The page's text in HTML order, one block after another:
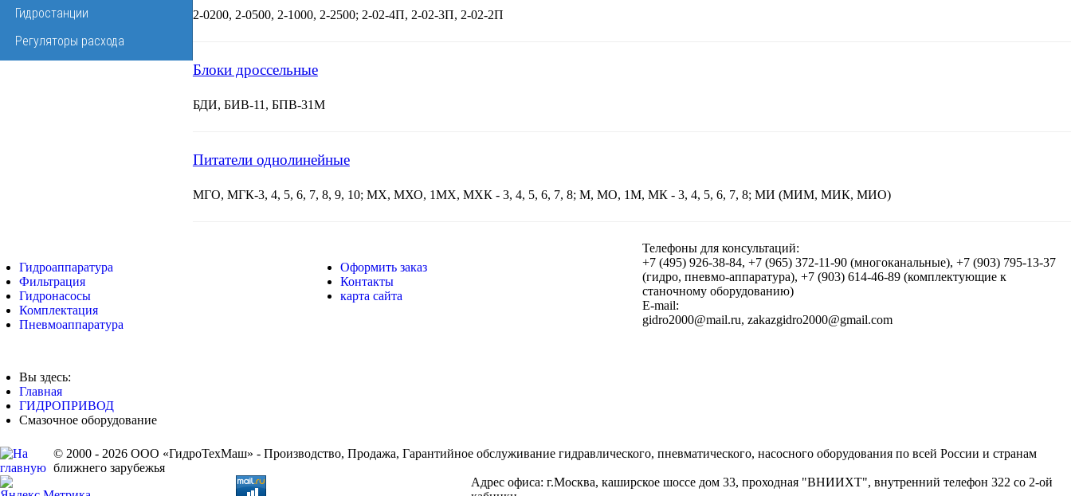
Гидростанции
Регуляторы расхода
2-0200, 2-0500, 2-1000, 2-2500; 2-02-4П, 2-02-3П, 2-02-2П
Блоки дроссельные
БДИ, БИВ-11, БПВ-31М
Питатели однолинейные
МГО, МГК-3, 4, 5, 6, 7, 8, 9, 10; МХ, МХО, 1МХ, МХК - 3, 4, 5, 6, 7, 8; М, МО, 1М, МК - 3, 4, 5, 6, 7, 8; МИ (МИМ, МИК, МИО)
Гидроаппаратура
Фильтрация
Гидронасосы
Комплектация
Пневмоаппаратура
Оформить заказ
Контакты
карта сайта
Телефоны для консультаций:
+7 (495) 926-38-84, +7 (965) 372-11-90 (многоканальные), +7 (903) 795-13-37
(гидро, пневмо-аппаратура), +7 (903) 614-46-89 (комплектующие к
станочному оборудованию)
E-mail:
,
Вы здесь:
Главная
ГИДРОПРИВОД
Смазочное оборудование
© 2000 - 2026 ООО «ГидроТехМаш» - Производство, Продажа, Гарантийное обслуживание гидравлического, пневматического, насосного оборудования по всей России и странам
ближнего зарубежья
Адрес офиса: г.Москва, каширское шоссе дом 33, проходная "ВНИИХТ", внутренний телефон 322 со 2-ой